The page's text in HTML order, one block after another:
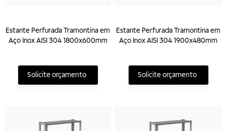
Estante Perfurada Tramontina em
Aço Inox AISI 304 1800x600mm
Solicite orçamento
Estante Perfurada Tramontina em
Aço Inox AISI 304 1900x480mm
Solicite orçamento